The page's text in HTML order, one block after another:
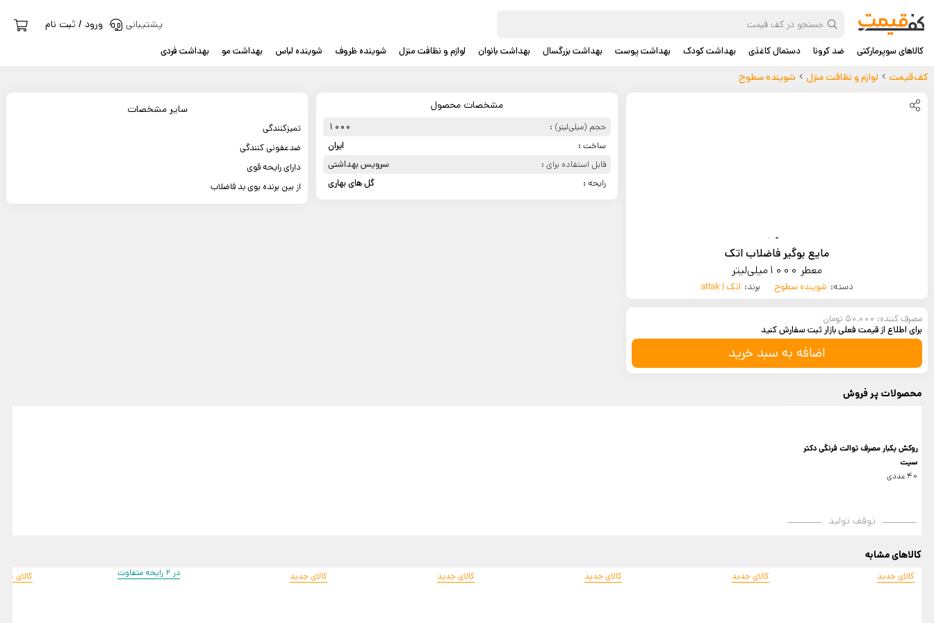
ورود / ثبت نام پشتیبانی
کالاهای سوپرمارکتی ضد کرونا دستمال کاغذی بهداشت کودک بهداشت پوست بهداشت بزرگسال بهداشت بانوان لوازم و نظافت منزل شوینده ظروف شوینده لباس بهداشت مو بهداشت فردی
کف‌قیمت لوازم و نظافت منزل شوینده سطوح
مایع بوگیر فاضلاب اتک
معطر 1000میلی‌لیتر
دسته: شوینده سطوح برند: اتک | attak
مصرف کننده: 50,000 تومان
برای اطلاع از قیمت فعلی بازار ثبت سفارش کنید
اضافه به سبد خرید
مشخصات محصول
حجم (میلی‌لیتر) :
1000
ساخت :
ایران
قابل استفاده برای :
سرویس بهداشتی
رایحه :
گل های بهاری
سایر مشخصات
تمیزکنندگی
ضدعفونی کنندگی
دارای رایحه قوی
از بین برنده بوی بد فاضلاب
محصولات پر فروش
روکش یکبار مصرف توالت فرنگی دکتر
سیت
40 عددی
توقف تولید
کالاهای مشابه
کالای جدید کالای جدید کالای جدید کالای جدید کالای جدید در 2 رایحه متفاوت کالای